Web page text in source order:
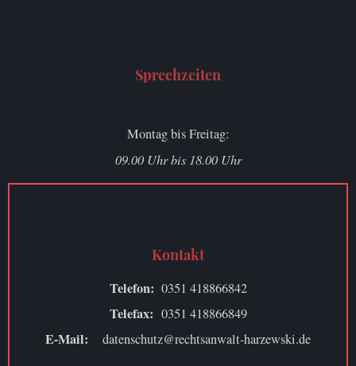
Sprechzeiten
Montag bis Freitag:
09.00 Uhr bis 18.00 Uhr
Kontakt
Telefon: 0351 418866842
Telefax: 0351 418866849
E-Mail: datenschutz@rechtsanwalt-harzewski.de